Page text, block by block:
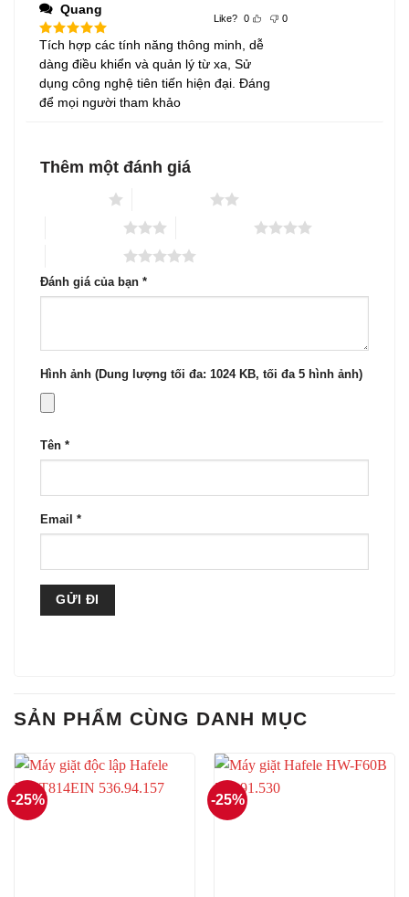
Quang
Được xếp
hạng 55
sao
Tích hợp các tính năng thông minh, dễ
dàng điều khiển và quản lý từ xa, Sử
dụng công nghệ tiên tiến hiện đại. Đáng
để mọi người tham khảo
Like? 0 0
Thêm một đánh giá
Đánh giá của bạn *
Hình ảnh (Dung lượng tối đa: 1024 KB, tối đa 5 hình ảnh)
Tên *
Email *
SẢN PHẨM CÙNG DANH MỤC
-25% -25%